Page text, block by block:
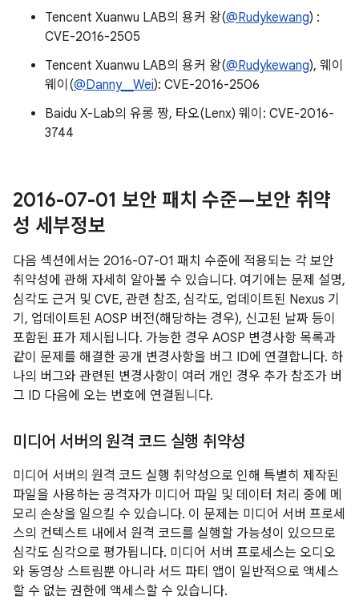
Tencent Xuanwu LAB의 용커 왕(@Rudykewang) :
CVE-2016-2505
Tencent Xuanwu LAB의 용커 왕(@Rudykewang), 웨이
웨이(@Danny__Wei): CVE-2016-2506
Baidu X-Lab의 유롱 짱, 타오(Lenx) 웨이: CVE-2016-
3744
2016-07-01 보안 패치 수준—보안 취약
성 세부정보
다음 섹션에서는 2016-07-01 패치 수준에 적용되는 각 보안
취약성에 관해 자세히 알아볼 수 있습니다. 여기에는 문제 설명,
심각도 근거 및 CVE, 관련 참조, 심각도, 업데이트된 Nexus 기
기, 업데이트된 AOSP 버전(해당하는 경우), 신고된 날짜 등이
포함된 표가 제시됩니다. 가능한 경우 AOSP 변경사항 목록과
같이 문제를 해결한 공개 변경사항을 버그 ID에 연결합니다. 하
나의 버그와 관련된 변경사항이 여러 개인 경우 추가 참조가 버
그 ID 다음에 오는 번호에 연결됩니다.
미디어 서버의 원격 코드 실행 취약성
미디어 서버의 원격 코드 실행 취약성으로 인해 특별히 제작된
파일을 사용하는 공격자가 미디어 파일 및 데이터 처리 중에 메
모리 손상을 일으킬 수 있습니다. 이 문제는 미디어 서버 프로세
스의 컨텍스트 내에서 원격 코드를 실행할 가능성이 있으므로
심각도 심각으로 평가됩니다. 미디어 서버 프로세스는 오디오
와 동영상 스트림뿐 아니라 서드 파티 앱이 일반적으로 액세스
할 수 없는 권한에 액세스할 수 있습니다.